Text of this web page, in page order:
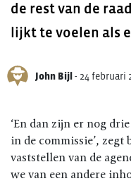
de rest van de
lijkt te voelen als
John Bijl - 24 februari
‘En dan zijn er nog
in de commissie’, zegt
vaststellen van de
we van een andere